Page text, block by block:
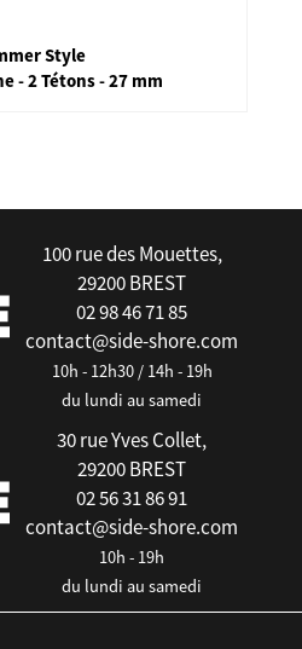
Chinook
Boitier Tuttle
100 rue des Mouettes,
29200 BREST
02 98 46 71 85
contact@side-shore.com
10h - 12h30 / 14h - 19h
du lundi au samedi
30 rue Yves Collet,
29200 BREST
02 56 31 86 91
contact@side-shore.com
10h - 19h
du lundi au samedi